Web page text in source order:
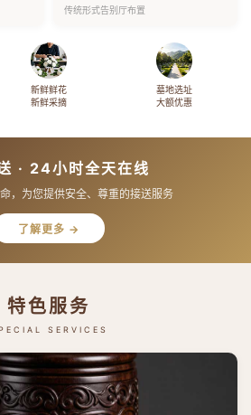
传统形式告别厅布置
新鲜鲜花
新鲜采摘
墓地选址
大额优惠
· 24小时全天在线
，为您提供安全、尊重的接送服务
了解更多 →
特色服务
SERVICES